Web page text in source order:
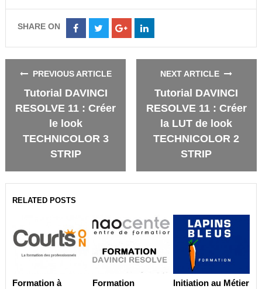
SHARE ON
Share
Facebook
Share
Twitter
Share
Google+
Share
LinkedIn
PREVIOUS ARTICLE
Tutorial DAVINCI
RESOLVE 11 : Créer
le look
TECHNICOLOR 3
STRIP
NEXT ARTICLE
Tutorial DAVINCI
RESOLVE 11 : Créer
la LUT de look
TECHNICOLOR 2
STRIP
RELATED POSTS
Formation à Formation Initiation au Métier